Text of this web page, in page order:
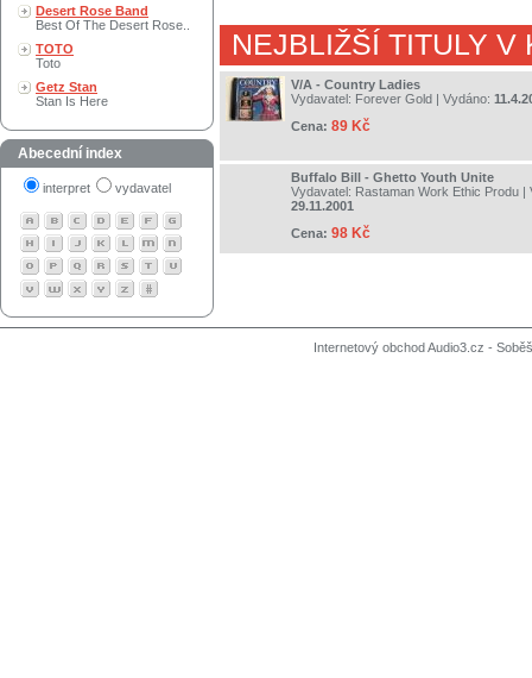
Desert Rose Band
Best Of The Desert Rose..
TOTO
Toto
Getz Stan
Stan Is Here
Abecední index
interpret vydavatel
NEJBLIŽŠÍ TITULY V
V/A - Country Ladies
Vydavatel: Forever Gold | Vydáno:
Cena: 89 Kč
Buffalo Bill - Ghetto Youth Unite
Vydavatel: Rastaman Work Ethic Produ |
29.11.2001
Cena: 98 Kč
Internetový obchod Audio3.cz -